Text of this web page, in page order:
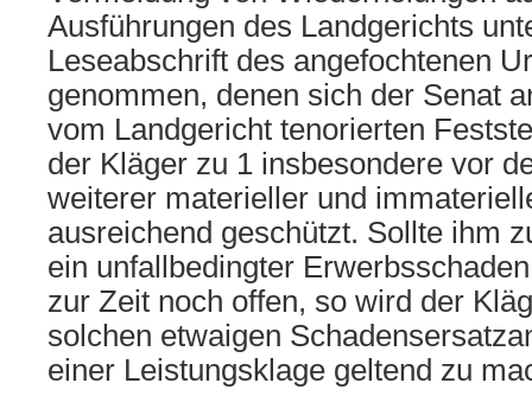
Ausführungen des Landgerichts
Leseabschrift des angefochtenen
genommen, denen sich der Senat
vom Landgericht tenorierten
der Kläger zu 1 insbesondere vor
weiterer materieller und
ausreichend geschützt. Sollte ihm
ein unfallbedingter
zur Zeit noch offen, so wird der
solchen etwaigen
einer Leistungsklage geltend zu